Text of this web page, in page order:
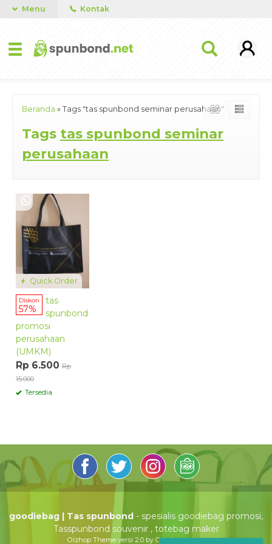
Menu Kontak
Beranda » Tags "tas spunbond seminar perusahaan"
Tags tas spunbond seminar
perusahaan
Quick Order
Diskon
57%
tas
spunbond
promosi
perusahaan
(UMKM)
Rp 6.500 Rp
15.000
Tersedia
goodiebag | Tas spunbond - spesialis goodiebag promosi,
Tasspunbond souvenir , totebag maker
Olzhop Themeversi 2.0 by Oketheme.com